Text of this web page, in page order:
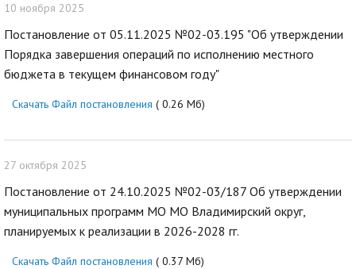
10 ноября 2025
Постановление от 05.11.2025 №02-03.195 "Об утверждении
Порядка завершения операций по исполнению местного
бюджета в текущем финансовом году"
Скачать Файл постановления ( 0.26 Мб)
27 октября 2025
Постановление от 24.10.2025 №02-03/187 Об утверждении
муниципальных программ МО МО Владимирский округ,
планируемых к реализации в 2026-2028 гг.
Скачать Файл постановления ( 0.37 Мб)